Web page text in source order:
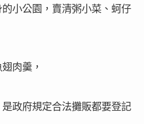
小公園，賣清粥小菜、蚵仔
肉羹，
是政府規定合法攤販都要登記